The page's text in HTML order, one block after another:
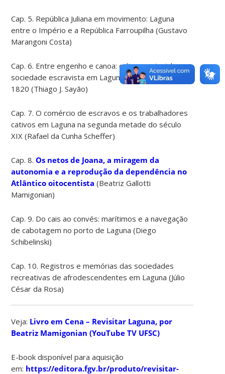
Cap. 5. República Juliana em movimento: Laguna
entre o Império e a República Farroupilha (Gustavo
Marangoni Costa)
Cap. 6. Entre engenho e canoa: cultura material e
sociedade escravista em Laguna, 1800-
1820 (Thiago J. Sayão)
Cap. 7. O comércio de escravos e os trabalhadores
cativos em Laguna na segunda metade do século
XIX (Rafael da Cunha Scheffer)
Cap. 8.Os netos de Joana, a miragem da
autonomia e a reprodução da dependência no
Atlântico oitocentista (Beatriz Gallotti
Mamigonian)
Cap. 9. Do cais ao convés: marítimos e a navegação
de cabotagem no porto de Laguna (Diego
Schibelinski)
Cap. 10. Registros e memórias das sociedades
recreativas de afrodescendentes em Laguna (Júlio
César da Rosa)
Veja: Livro em Cena – Revisitar Laguna, por
Beatriz Mamigonian (YouTube TV UFSC)
E-book disponível para aquisição
em: https://editora.fgv.br/produto/revisitar-